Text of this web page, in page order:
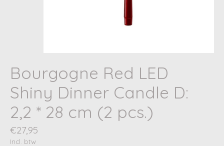
Bourgogne Red LED
Shiny Dinner Candle D:
2,2 * 28 cm (2 pcs.)
€27,95
Incl. btw